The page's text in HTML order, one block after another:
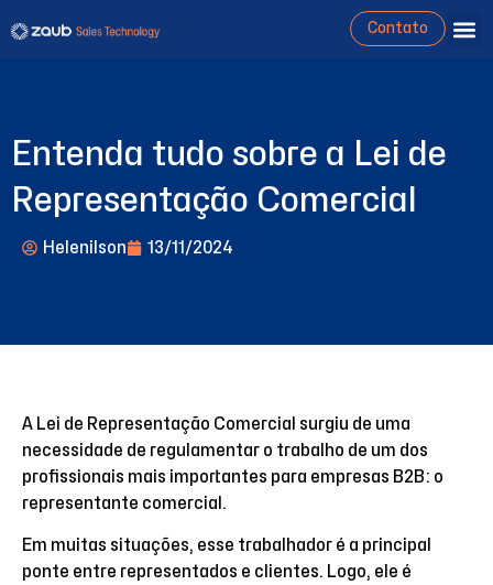
Contato
Entenda tudo sobre a Lei de
Representação Comercial
Helenilson 13/11/2024
A Lei de Representação Comercial surgiu de uma
necessidade de regulamentar o trabalho de um dos
profissionais mais importantes para empresas B2B: o
representante comercial.
Em muitas situações, esse trabalhador é a principal
ponte entre representados e clientes. Logo, ele é